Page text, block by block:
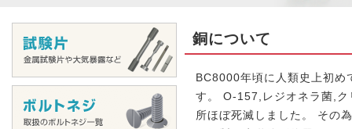
銅について
BC8000年頃に人類史上初め
す。 O-157,レジオネラ菌,ク
所ほぼ死滅しました。 その